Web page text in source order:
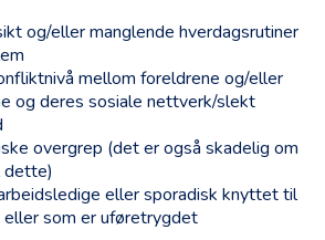
og/eller manglende hverdagsrutiner
mellom foreldrene og/eller
og deres sosiale nettverk/slekt
overgrep (det er også skadelig om
dette)
eller sporadisk knyttet til
som er uføretrygdet